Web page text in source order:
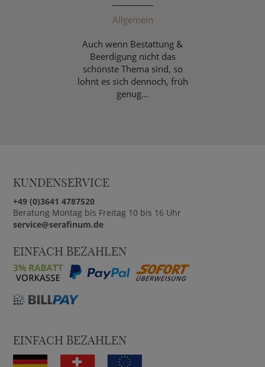
Allgemein
Auch wenn Bestattung &
Beerdigung nicht das
schönste Thema sind, so
lohnt es sich dennoch, früh
genug...
KUNDENSERVICE
+49 (0)3641 4787520
Beratung Montag bis Freitag 10 bis 16 Uhr
service@serafinum.de
EINFACH BEZAHLEN
EINFACH BEZAHLEN